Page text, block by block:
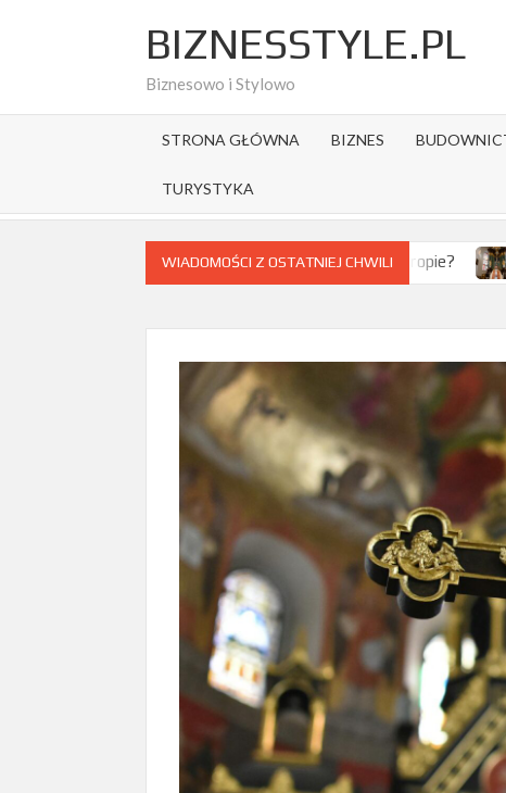
BIZNESSTYLE.PL
Biznesowo i Stylowo
STRONA GŁÓWNA BIZNES
TURYSTYKA
WIADOMOŚCI Z OSTATNIEJ CHWILI
destynację na citybreak w Europie? Jak wygląda